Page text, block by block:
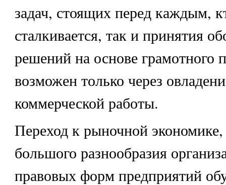
задач, стоящих перед каждым,
сталкивается, так и принятия
решений на основе грамотного
возможен только через
коммерческой работы.
Переход к рыночной экономике,
большого разнообразия
правовых форм предприятий